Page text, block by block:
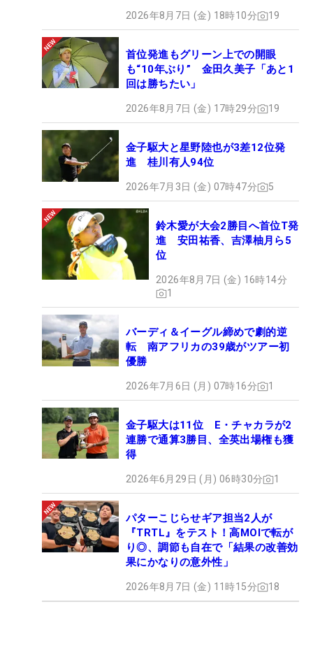
2026年8月7日 (金) 18時10分 19
首位発進もグリーン上での開眼
も“10年ぶり” 金田久美子「あと1
回は勝ちたい」
2026年8月7日 (金) 17時29分 19
金子駆大と星野陸也が3差12位発
進 桂川有人94位
2026年7月3日 (金) 07時47分 5
鈴木愛が大会2勝目へ首位T発
進 安田祐香、吉澤柚月ら5
位
2026年8月7日 (金) 16時14分
1
バーディ＆イーグル締めで劇的逆
転 南アフリカの39歳がツアー初
優勝
2026年7月6日 (月) 07時16分 1
金子駆大は11位 E・チャカラが2
連勝で通算3勝目、全英出場権も獲
得
2026年6月29日 (月) 06時30分 1
パターこじらせギア担当2人が
『TRTL』をテスト！高MOIで転が
り◎、調節も自在で「結果の改善効
果にかなりの意外性」
2026年8月7日 (金) 11時15分 18